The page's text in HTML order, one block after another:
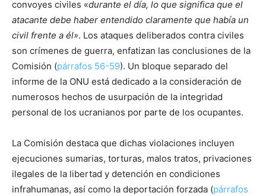
convoyes civiles «durante el día, lo que significa que el
atacante debe haber entendido claramente que había un
civil frente a él». Los ataques deliberados contra civiles
son crímenes de guerra, enfatizan las conclusiones de la
Comisión (párrafos 56-59). Un bloque separado del
informe de la ONU está dedicado a la consideración de
numerosos hechos de usurpación de la integridad
personal de los ucranianos por parte de los ocupantes.
La Comisión destaca que dichas violaciones incluyen
ejecuciones sumarias, torturas, malos tratos, privaciones
ilegales de la libertad y detención en condiciones
infrahumanas, así como la deportación forzada (párrafos